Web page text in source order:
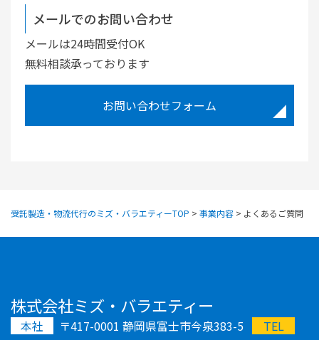
メールでのお問い合わせ
メールは24時間受付OK
無料相談承っております
お問い合わせフォーム
受託製造・物流代行のミズ・バラエティーTOP > 事業内容 > よくあるご質問
株式会社ミズ・バラエティー
本社 〒417-0001 静岡県富士市今泉383-5 TEL